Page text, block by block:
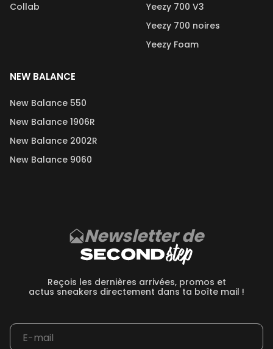
Collab
Yeezy 700 V3
Yeezy 700 noires
Yeezy Foam
NEW BALANCE
New Balance 550
New Balance 1906R
New Balance 2002R
New Balance 9060
Newsletter de
Reçois les dernières arrivées, promos et
actus sneakers directement dans ta boîte mail !